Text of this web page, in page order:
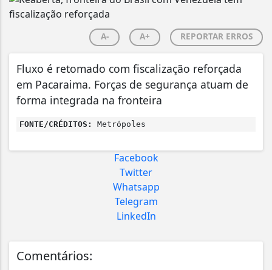
A- A+ REPORTAR ERROS
Fluxo é retomado com fiscalização reforçada
em Pacaraima. Forças de segurança atuam de
forma integrada na fronteira
FONTE/CRÉDITOS: Metrópoles
Facebook
Twitter
Whatsapp
Telegram
LinkedIn
Comentários: